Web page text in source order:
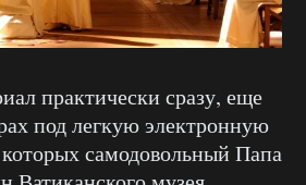
практически сразу, еще
под легкую электронную
самодовольный Папа